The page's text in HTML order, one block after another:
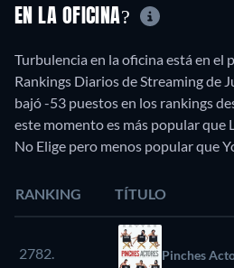
EN LA OFICINA?
Turbulencia en la oficina está en el
Rankings Diarios de Streaming de
bajó -53 puestos en los rankings
este momento es más popular que
No Elige pero menos popular que
RANKING TÍTULO
2782. Pinches